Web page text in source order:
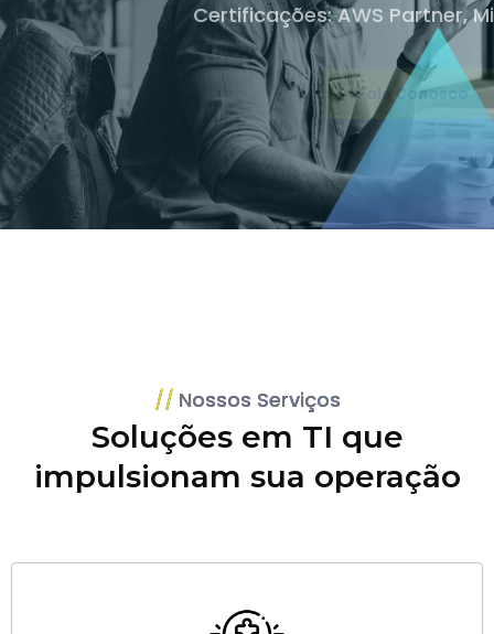
Certificações: AWS Partner, Microsoft Gold
Fale Conosco
Nossos Serviços
Soluções em TI que
impulsionam sua operação